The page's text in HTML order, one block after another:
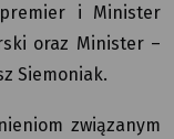
i Minister
oraz Minister –
Siemoniak.
związanym